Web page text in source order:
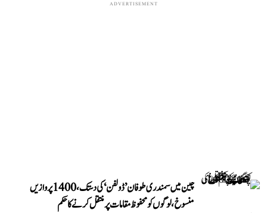
ADVERTISEMENT
چین میں سمندری طوفان ’ڈولفن‘ کی دستک، 1400 پروازیں
منسوخ، لوگوں کو محفوظ مقامات پر منتقل کرنے کا حکم